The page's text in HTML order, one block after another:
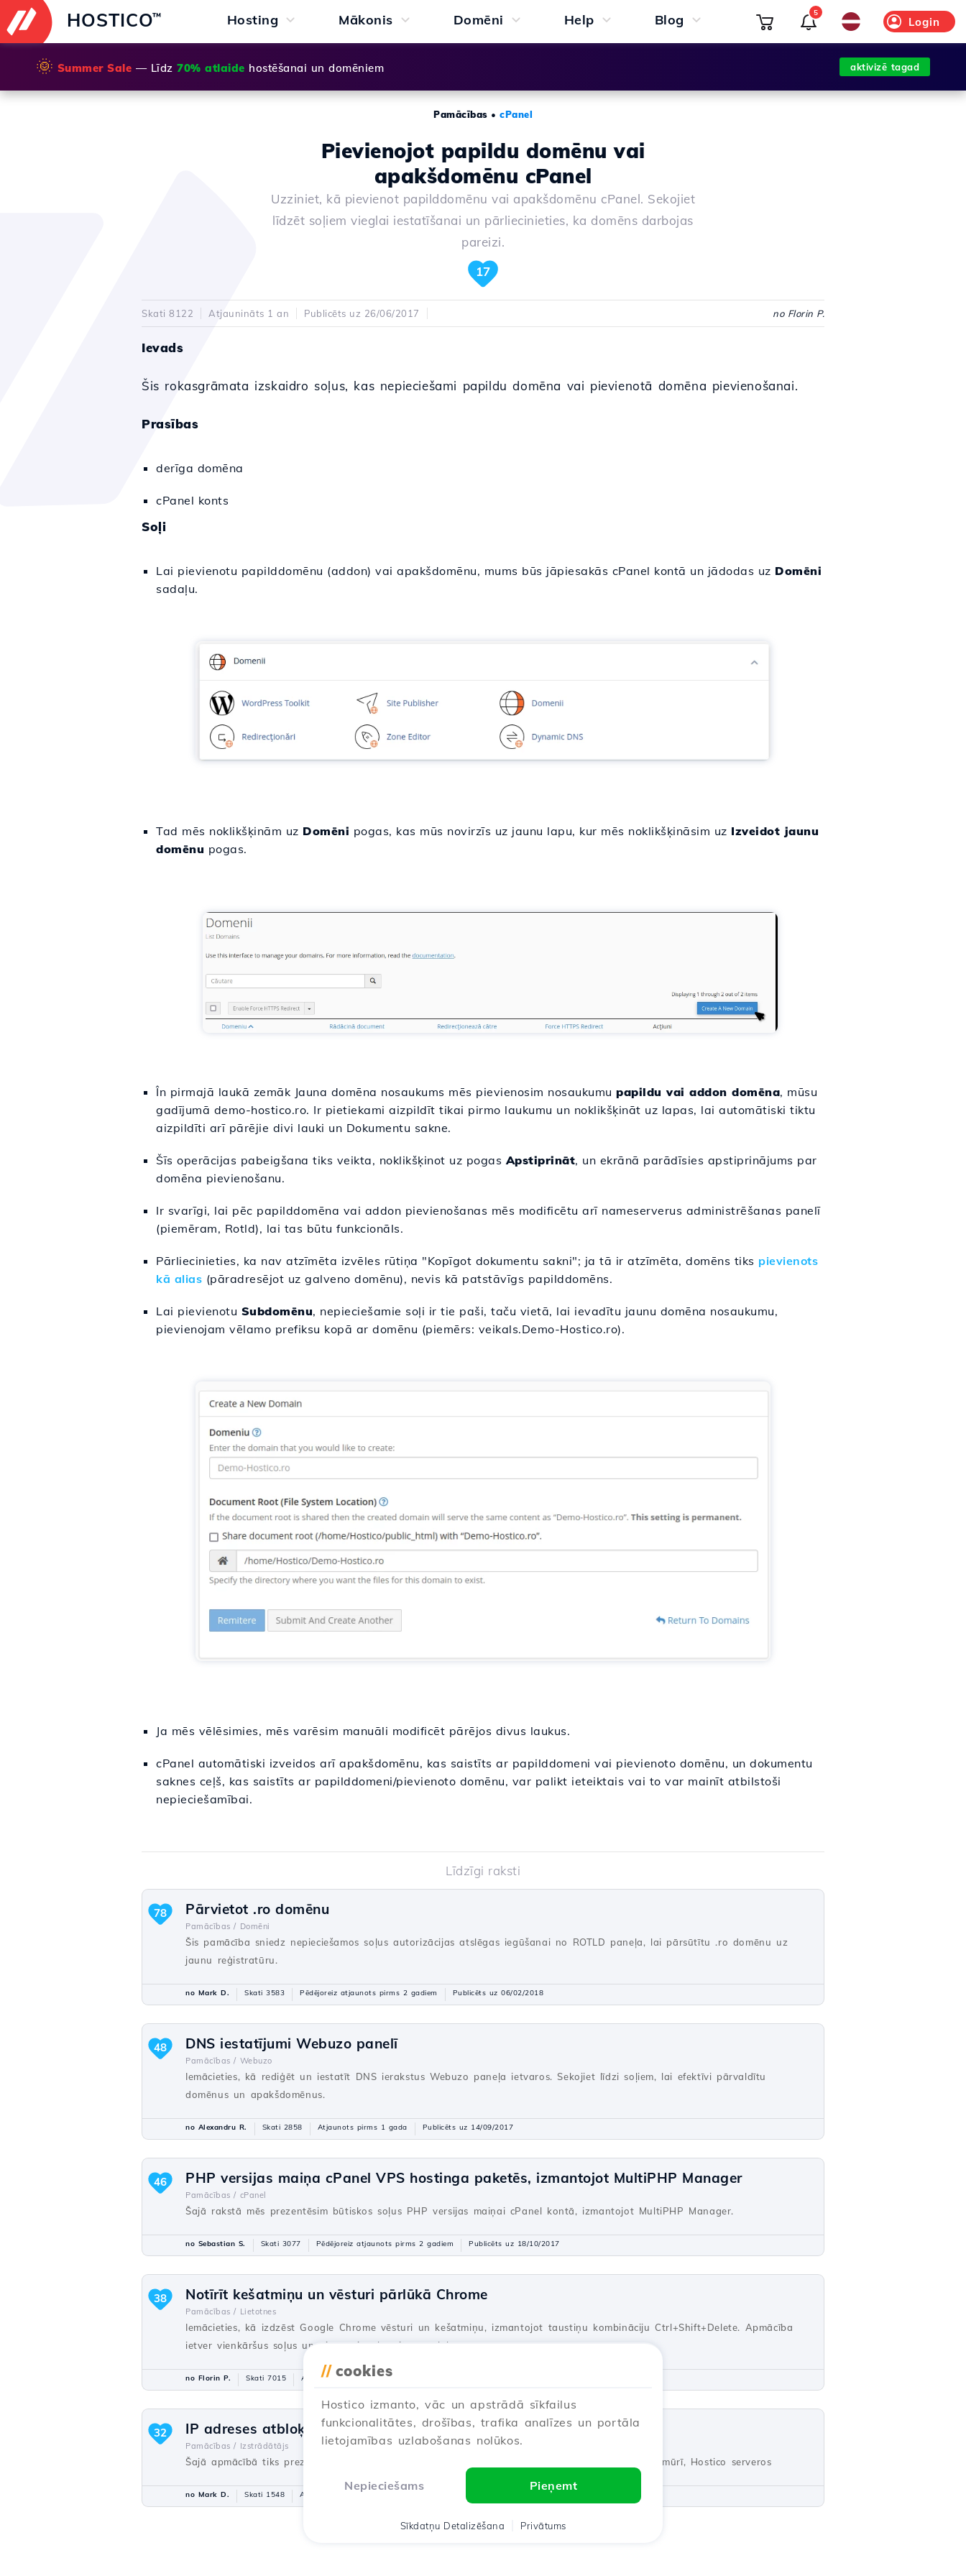
HOSTICO™ Hosting Mākonis Domēni Help Blog Login
5
🌞 Summer Sale — Līdz 70% atlaide hostēšanai un domēniem aktivizē tagad
Pamācības • cPanel
Pievienojot papildu domēnu vai
apakšdomēnu cPanel
Uzziniet, kā pievienot papilddomēnu vai apakšdomēnu cPanel. Sekojiet
līdzēt soļiem vieglai iestatīšanai un pārliecinieties, ka domēns darbojas
pareizi.
17
Skati 8122 Atjaunināts 1 an Publicēts uz 26/06/2017 no Florin P.
Ievads
Šis rokasgrāmata izskaidro soļus, kas nepieciešami papildu domēna vai pievienotā domēna pievienošanai.
Prasības
derīga domēna
cPanel konts
Soļi
Lai pievienotu papilddomēnu (addon) vai apakšdomēnu, mums būs jāpiesakās cPanel kontā un jādodas uz Domēni
sadaļu.
Tad mēs noklikšķinām uz Domēni pogas, kas mūs novirzīs uz jaunu lapu, kur mēs noklikšķināsim uz Izveidot jaunu
domēnu pogas.
În pirmajā laukā zemāk Jauna domēna nosaukums mēs pievienosim nosaukumu papildu vai addon domēna, mūsu
gadījumā demo-hostico.ro. Ir pietiekami aizpildīt tikai pirmo laukumu un noklikšķināt uz lapas, lai automātiski tiktu
aizpildīti arī pārējie divi lauki un Dokumentu sakne.
Šīs operācijas pabeigšana tiks veikta, noklikšķinot uz pogasApstiprināt, un ekrānā parādīsies apstiprinājums par
domēna pievienošanu.
Ir svarīgi, lai pēc papilddomēna vai addon pievienošanas mēs modificētu arī nameserverus administrēšanas panelī
(piemēram, Rotld), lai tas būtu funkcionāls.
Pārliecinieties, ka nav atzīmēta izvēles rūtiņa "Kopīgot dokumentu sakni"; ja tā ir atzīmēta, domēns tiks pievienots
kā alias (pāradresējot uz galveno domēnu), nevis kā patstāvīgs papilddomēns.
Lai pievienotu Subdomēnu, nepieciešamie soļi ir tie paši, taču vietā, lai ievadītu jaunu domēna nosaukumu,
pievienojam vēlamo prefiksu kopā ar domēnu (piemērs: veikals.Demo-Hostico.ro).
Ja mēs vēlēsimies, mēs varēsim manuāli modificēt pārējos divus laukus.
cPanel automātiski izveidos arī apakšdomēnu, kas saistīts ar papilddomeni vai pievienoto domēnu, un dokumentu
saknes ceļš, kas saistīts ar papilddomeni/pievienoto domēnu, var palikt ieteiktais vai to var mainīt atbilstoši
nepieciešamībai.
Līdzīgi raksti
Pārvietot .ro domēnu
Pamācības / Domēni
Šis pamācība sniedz nepieciešamos soļus autorizācijas atslēgas iegūšanai no ROTLD paneļa, lai pārsūtītu .ro domēnu uz
jaunu reģistratūru.
78
no Mark D. Skati 3583 Pēdējoreiz atjaunots pirms 2 gadiem Publicēts uz 06/02/2018
DNS iestatījumi Webuzo panelī
Pamācības / Webuzo
Iemācieties, kā rediģēt un iestatīt DNS ierakstus Webuzo paneļa ietvaros. Sekojiet līdzi soļiem, lai efektīvi pārvaldītu
domēnus un apakšdomēnus.
48
no Alexandru R. Skati 2858 Atjaunots pirms 1 gada Publicēts uz 14/09/2017
PHP versijas maiņa cPanel VPS hostinga paketēs, izmantojot MultiPHP Manager
Pamācības / cPanel
Šajā rakstā mēs prezentēsim būtiskos soļus PHP versijas maiņai cPanel kontā, izmantojot MultiPHP Manager.
46
no Sebastian S. Skati 3077 Pēdējoreiz atjaunots pirms 2 gadiem Publicēts uz 18/10/2017
Notīrīt kešatmiņu un vēsturi pārlūkā Chrome
Pamācības / Lietotnes
Iemācieties, kā izdzēst Google Chrome vēsturi un kešatmiņu, izmantojot taustiņu kombināciju Ctrl+Shift+Delete. Apmācība
ietver vienkāršus soļus un piemērojamību citās pārlūkprogrammās.
38
no Florin P. Skati 7015 Atjaunināts pirms 5 gadiem
IP adreses atbloķēšana Hostico serveros
Pamācības / Izstrādātājs
Šajā apmācībā tiks prezentēti soļi, kas nepieciešami, lai atbloķētu IP adresi, kas iekļauta ugunsmūrī, Hostico serveros
32
no Mark D. Skati 1548 Atjaunots pirms 1 gada
// cookies
Hostico izmanto, vāc un apstrādā sīkfailus
funkcionalitātes, drošības, trafika analīzes un portāla
lietojamības uzlabošanas nolūkos.
Nepieciešams Pieņemt
Sīkdatņu Detalizēšana Privātums